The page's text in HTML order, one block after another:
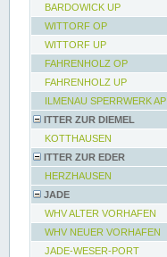
BARDOWICK UP
WITTORF OP
WITTORF UP
FAHRENHOLZ OP
FAHRENHOLZ UP
ILMENAU SPERRWERK AP
ITTER ZUR DIEMEL
KOTTHAUSEN
ITTER ZUR EDER
HERZHAUSEN
JADE
WHV ALTER VORHAFEN
WHV NEUER VORHAFEN
JADE-WESER-PORT